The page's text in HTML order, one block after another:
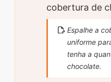
cobertura de
Espalhe a
uniforme
tenha a
chocolate.